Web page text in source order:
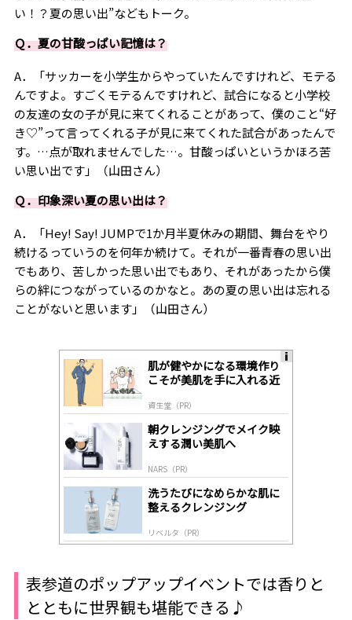
い！？夏の思い出”などもトーク。
Ｑ．夏の甘酸っぱい記憶は？
A．「サッカーを小学生からやっていたんですけれど、モテる
んですよ。すごくモテるんですけれど、試合になると小学校
の友達の女の子が見に来てくれることがあって、僕のこと“好
き♡”って言ってくれる子が見に来てくれた試合があったんで
す。…点が取れませんでした…。甘酸っぱいというかほろ苦
い思い出です」（山田さん）
Ｑ．印象深い夏の思い出は？
A．「Hey! Say! JUMPで1か月半夏休みの期間、舞台をやり
続けるっていうのを何年か続けて。それが一番青春の思い出
でもあり、苦しかった思い出でもあり、それがあったから僕
らの絆につながっているのかなと。あの夏の思い出は忘れる
ことがないと思います」（山田さん）
肌が健やかになる環境作り
こそが美肌を手に入れる近
資生堂（PR）
朝クレンジングでメイク映
えする潤い美肌へ
NARS（PR）
洗うたびになめらかな肌に
整えるクレンジング
リベルタ（PR）
表参道のポップアップイベントでは香りと
とともに世界観も堪能できる♪